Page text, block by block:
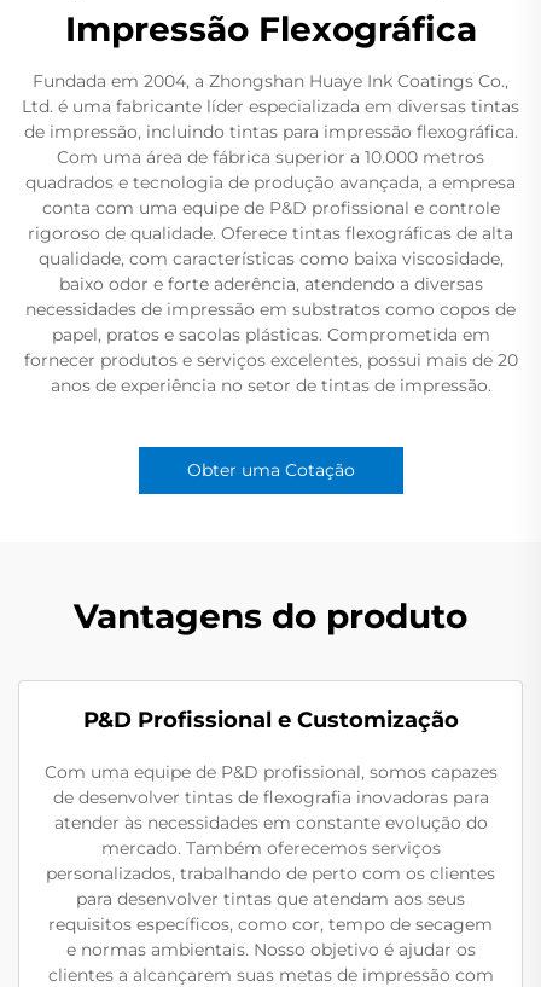
Impressão Flexográfica
Fundada em 2004, a Zhongshan Huaye Ink Coatings Co.,
Ltd. é uma fabricante líder especializada em diversas tintas
de impressão, incluindo tintas para impressão flexográfica.
Com uma área de fábrica superior a 10.000 metros
quadrados e tecnologia de produção avançada, a empresa
conta com uma equipe de P&D profissional e controle
rigoroso de qualidade. Oferece tintas flexográficas de alta
qualidade, com características como baixa viscosidade,
baixo odor e forte aderência, atendendo a diversas
necessidades de impressão em substratos como copos de
papel, pratos e sacolas plásticas. Comprometida em
fornecer produtos e serviços excelentes, possui mais de 20
anos de experiência no setor de tintas de impressão.
Obter uma Cotação
Vantagens do produto
P&D Profissional e Customização
Com uma equipe de P&D profissional, somos capazes
de desenvolver tintas de flexografia inovadoras para
atender às necessidades em constante evolução do
mercado. Também oferecemos serviços
personalizados, trabalhando de perto com os clientes
para desenvolver tintas que atendam aos seus
requisitos específicos, como cor, tempo de secagem
e normas ambientais. Nosso objetivo é ajudar os
clientes a alcançarem suas metas de impressão com